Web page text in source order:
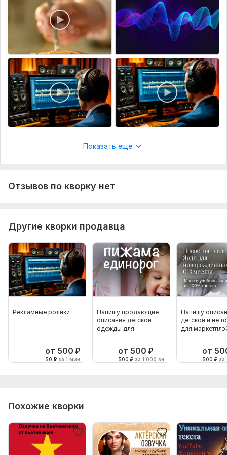
эмоциональная озвучка, которую не отличить от
человека
Screenshot_20260217_224342_Gallery.jpg
w4c13b.jpg
Нужно для заказа:
Стандарт 500 ₽ Озвучка текста (до 1000 знаков) +
готовый MP3-файл
Оптимальный 1000 ₽ Озвучка текста (до 2000 знаков) +
+ монтаж (нарезка, фоновая музыка)
Дополнительные опции
· Подбор уникального голоса (из 10+ вариантов) — +200 ₽
· Генерация AI-видеоряда (под ваш текст) — +700 ₽
Объем услуги в кворке: 60 минут
Показать еще
Отзывов по кворку нет
Другие кворки продавца
Рекламные ролики
от 500 ₽
50 ₽ за 1 мин.
Напишу продающие
описания детской
одежды для
от 500 ₽
500 ₽ за 1 000 зн.
Напишу
детской и не
для
от
500 ₽ за
Похожие кворки